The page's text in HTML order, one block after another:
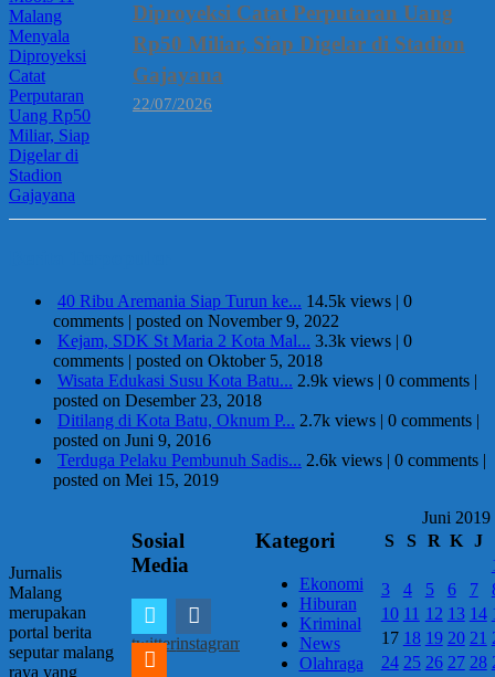
Diproyeksi Catat Perputaran Uang
Rp50 Miliar, Siap Digelar di Stadion
Gajayana
22/07/2026
40 Ribu Aremania Siap Turun ke... 14.5k views | 0
comments | posted on November 9, 2022
Kejam, SDK St Maria 2 Kota Mal... 3.3k views | 0
comments | posted on Oktober 5, 2018
Wisata Edukasi Susu Kota Batu... 2.9k views | 0 comments |
posted on Desember 23, 2018
Ditilang di Kota Batu, Oknum P... 2.7k views | 0 comments |
posted on Juni 9, 2016
Terduga Pelaku Pembunuh Sadis... 2.6k views | 0 comments |
posted on Mei 15, 2019
Jurnalis
Malang
merupakan
portal berita
seputar malang
raya yang
Sosial
Media
twitterinstagram
Kategori
Ekonomi
Hiburan
Kriminal
News
Olahraga
Juni 2019
S
S R K
J
3
4 5 6 7
10 11 12 13 14
17 18 19 20 21
24 25 26 27 28